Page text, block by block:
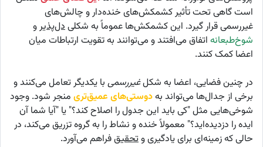
است گاهی تحت تأثیر کشمکش‌های خنده‌دار و چالش‌های
غیررسمی قرار گیرد. این کشمکش‌ها عموماً به شکلیدل‌پذیرو
شوخ‌طبعانه اتفاق می‌افتند و می‌توانند به تقویت ارتباطات میان
اعضا کمک کنند.
در چنین فضایی، اعضا به شکلغیررسمی با یکدیگر تعامل می‌کنند و
برخی از جدال‌ها می‌تواند بهدوستی‌های عمیق‌تری منجر شود. وجود
شوخی‌هایی مثل "کی باید این جدول را اصلاح کند؟" یا "آیا شما آن
ایده را دزدیده‌اید؟" معمولاً خنده و نشاط را به گروه تزریق می‌کند، در
حالی که زمینه‌ای برای یادگیری وتحقیقفراهم می‌آورد.